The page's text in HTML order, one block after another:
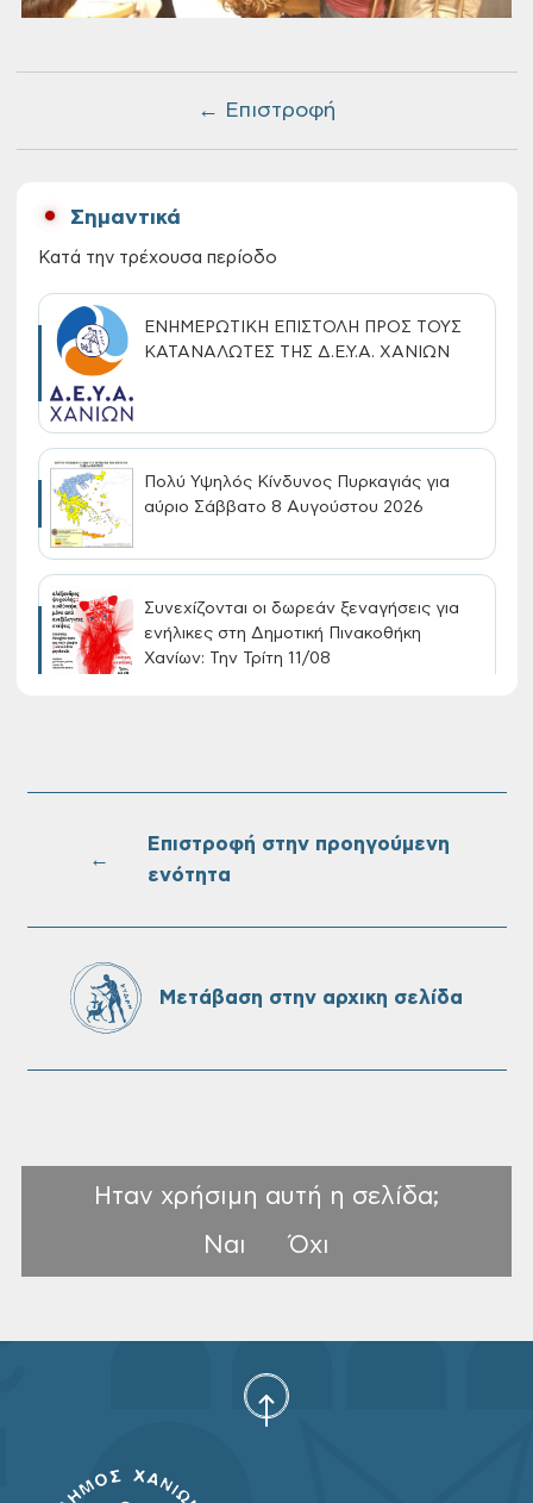
← Επιστροφή
Σημαντικά
Κατά την τρέχουσα περίοδο
ΕΝΗΜΕΡΩΤΙΚΗ ΕΠΙΣΤΟΛΗ ΠΡΟΣ ΤΟΥΣ
ΚΑΤΑΝΑΛΩΤΕΣ ΤΗΣ Δ.Ε.Υ.Α. ΧΑΝΙΩΝ
Πολύ Υψηλός Κίνδυνος Πυρκαγιάς για
αύριο Σάββατο 8 Αυγούστου 2026
Συνεχίζονται οι δωρεάν ξεναγήσεις για
ενήλικες στη Δημοτική Πινακοθήκη
Χανίων: Την Τρίτη 11/08
Τακτική συνεδρίαση Δημοτικής Επιτροπής
←
Επιστροφή στην προηγούμενη
ενότητα
Μετάβαση στην αρχικη σελίδα
Ηταν χρήσιμη αυτή η σελίδα;
Ναι
Όχι